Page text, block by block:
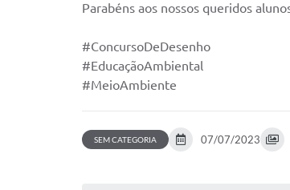
Parabéns aos nossos queridos
#ConcursoDeDesenho
#EducaçãoAmbiental
#MeioAmbiente
SEM CATEGORIA 07/07/2023